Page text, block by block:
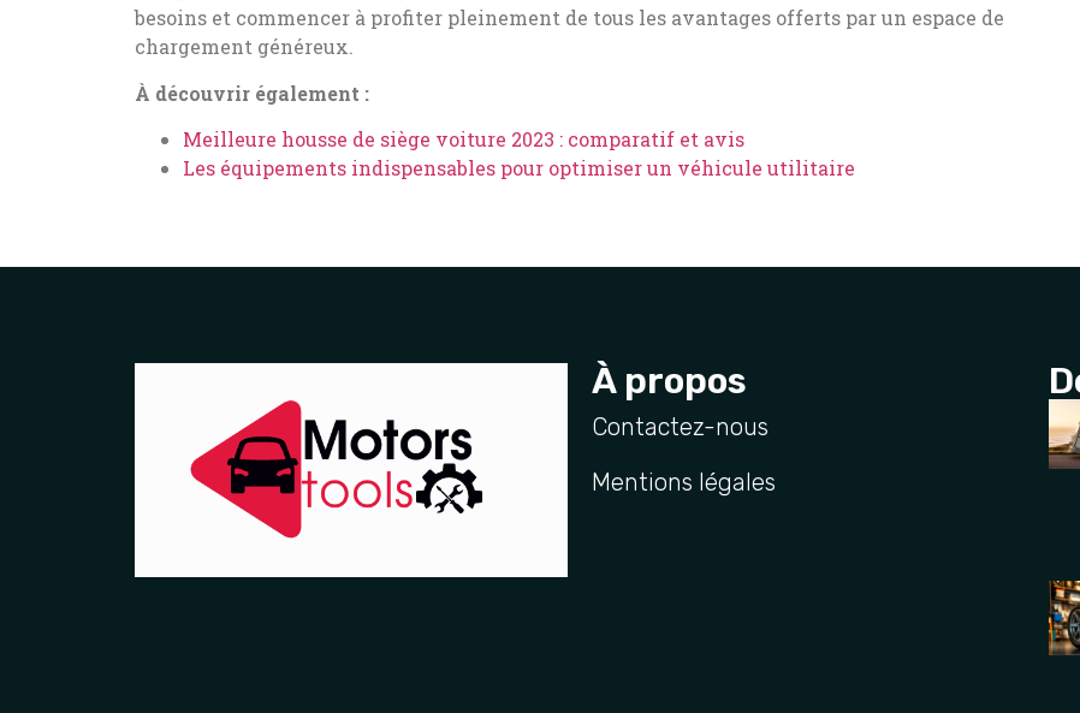
besoins et commencer à profiter pleinement de tous les avantages offerts par un espace de
chargement généreux.
À découvrir également :
Meilleure housse de siège voiture 2023 : comparatif et avis
Les équipements indispensables pour optimiser un véhicule utilitaire
À propos
Contactez-nous
Mentions légales